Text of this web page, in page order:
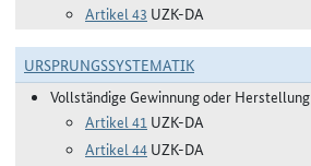
Artikel 43 UZK-DA
URSPRUNGSSYSTEMATIK
Vollständige Gewinnung oder Herstellung
Artikel 41 UZK-DA
Artikel 44 UZK-DA